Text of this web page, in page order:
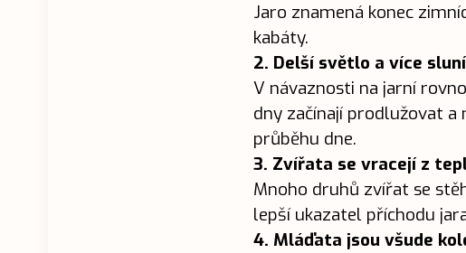
Jaro znamená konec
kabáty.
2. Delší světlo a více
V návaznosti na jarní
dny začínají prodlužovat a
průběhu dne.
3. Zvířata se vracejí z
Mnoho druhů zvířat se
lepší ukazatel příchodu
4. Mláďata jsou všude